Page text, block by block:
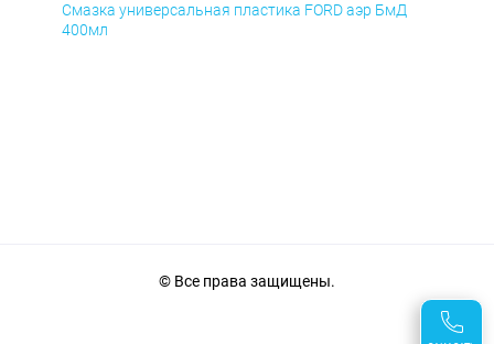
Смазка универсальная пластика FORD аэр БмД
400мл
© Все права защищены.